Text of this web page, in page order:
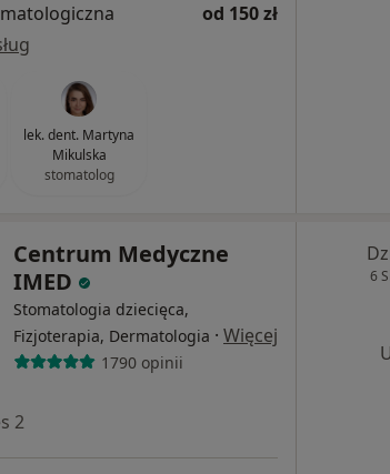
od 150 zł
lek. dent. Martyna
Mikulska
stomatolog
Centrum Medyczne
IMED
Stomatologia dziecięca,
Fizjoterapia, Dermatologia · Więcej
1790 opinii
2
6